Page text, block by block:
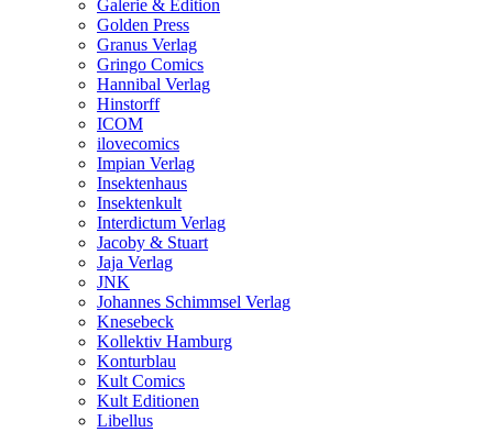
Galerie & Edition
Golden Press
Granus Verlag
Gringo Comics
Hannibal Verlag
Hinstorff
ICOM
ilovecomics
Impian Verlag
Insektenhaus
Insektenkult
Interdictum Verlag
Jacoby & Stuart
Jaja Verlag
JNK
Johannes Schimmsel Verlag
Knesebeck
Kollektiv Hamburg
Konturblau
Kult Comics
Kult Editionen
Libellus